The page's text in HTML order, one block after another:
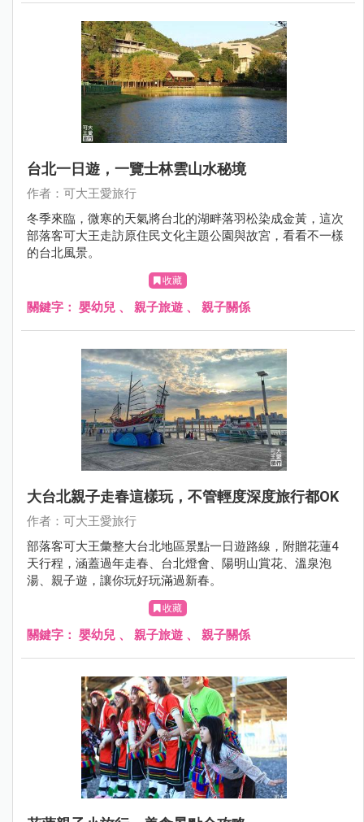
台北一日遊，一覽士林雲山水秘境
作者：可大王愛旅行
冬季來臨，微寒的天氣將台北的湖畔落羽松染成金黃，這次
部落客可大王走訪原住民文化主題公園與故宮，看看不一樣
的台北風景。
收藏
關鍵字： 嬰幼兒 、 親子旅遊 、 親子關係
大台北親子走春這樣玩，不管輕度深度旅行都OK
作者：可大王愛旅行
部落客可大王彙整大台北地區景點一日遊路線，附贈花蓮4
天行程，涵蓋過年走春、台北燈會、陽明山賞花、溫泉泡
湯、親子遊，讓你玩好玩滿過新春。
收藏
關鍵字： 嬰幼兒 、 親子旅遊 、 親子關係